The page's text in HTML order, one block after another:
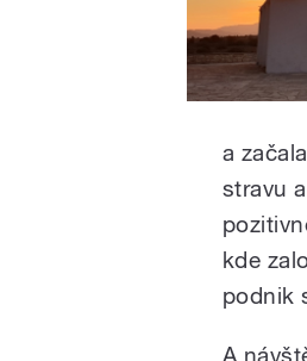
a
stravu
kde
podnik
A